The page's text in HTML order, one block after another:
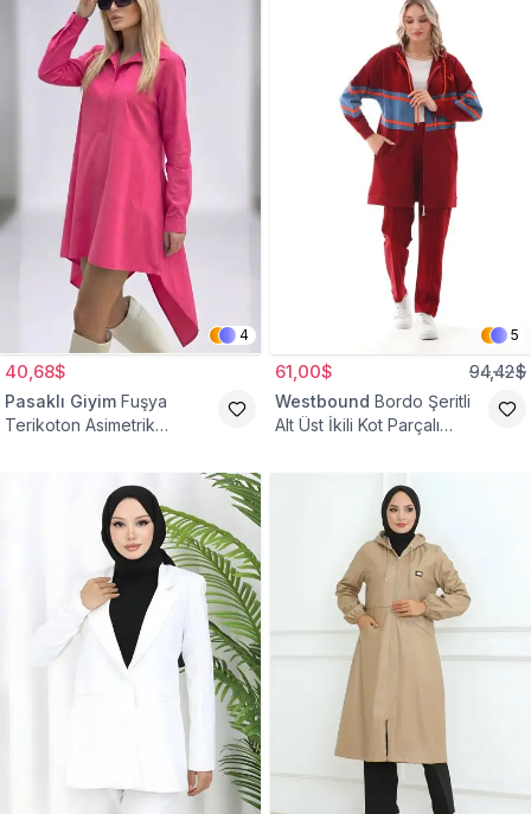
4
40,68$
Pasaklı Giyim Fuşya
Terikoton Asimetrik
5
61,00$ 94,42$
Westbound Bordo Şeritli
Alt Üst İkili Kot Parçalı